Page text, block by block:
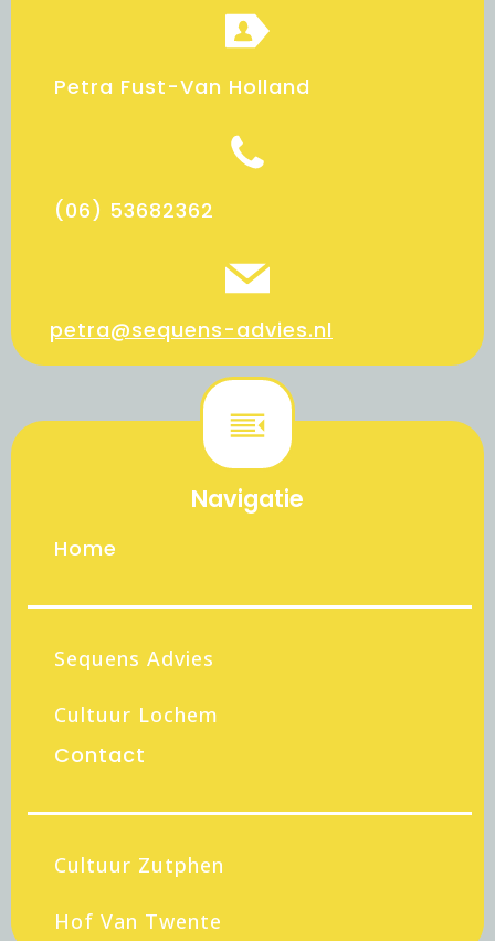
Petra Fust-Van Holland
(06) 53682362
petra@sequens-advies.nl
Navigatie
Home
Sequens Advies
Cultuur Lochem
Contact
Cultuur Zutphen
Hof Van Twente